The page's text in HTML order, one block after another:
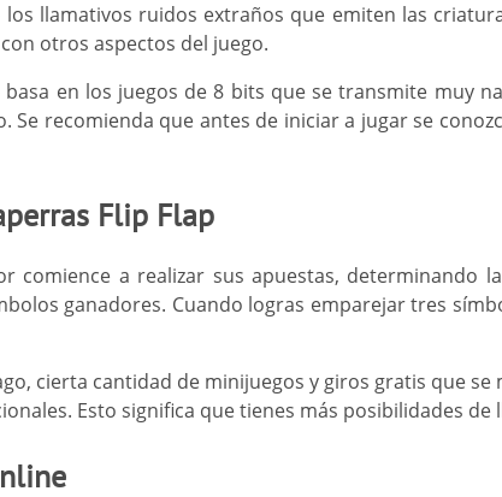
llamativos ruidos extraños que emiten las
otros aspectos del juego.
basa en los juegos de 8 bits que se transmite muy
Se recomienda que antes de iniciar a jugar se
Flip Flap
comience a realizar sus apuestas,
ganadores. Cuando logras emparejar tres
cierta cantidad de minijuegos y giros gratis que
Esto significa que tienes más posibilidades